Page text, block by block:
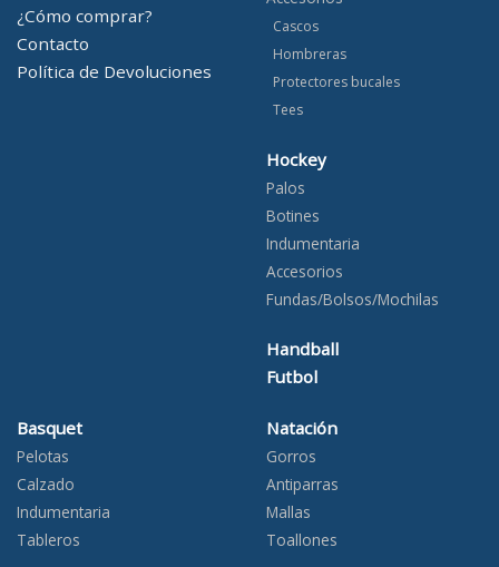
¿Cómo comprar?
Contacto
Política de Devoluciones
Cascos
Hombreras
Protectores bucales
Tees
Hockey
Palos
Botines
Indumentaria
Accesorios
Fundas/Bolsos/Mochilas
Handball
Futbol
Basquet
Pelotas
Calzado
Indumentaria
Tableros
Natación
Gorros
Antiparras
Mallas
Toallones